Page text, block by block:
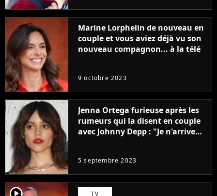
Marine Lorphelin de nouveau en
couple et vous aviez déjà vu son
nouveau compagnon... à la télé
9 octobre 2023
Jenna Ortega furieuse après les
rumeurs qui la disent en couple
avec Johnny Depp : "Je n'arrive
5 septembre 2023
player2 TV